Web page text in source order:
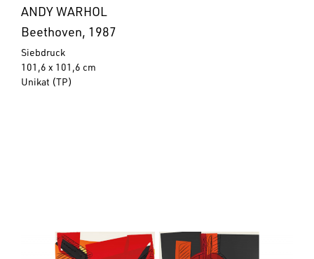
ANDY WARHOL
Beethoven, 1987
Siebdruck
101,6 x 101,6 cm
Unikat (TP)